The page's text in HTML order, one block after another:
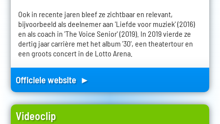
Ook in recente jaren bleef ze zichtbaar en relevant,
bijvoorbeeld als deelnemer aan 'Liefde voor muziek' (2016)
en als coach in 'The Voice Senior' (2019). In 2019 vierde ze
dertig jaar carrière met het album '30', een theatertour en
een groots concert in de Lotto Arena.
Officiele website ►
Videoclip